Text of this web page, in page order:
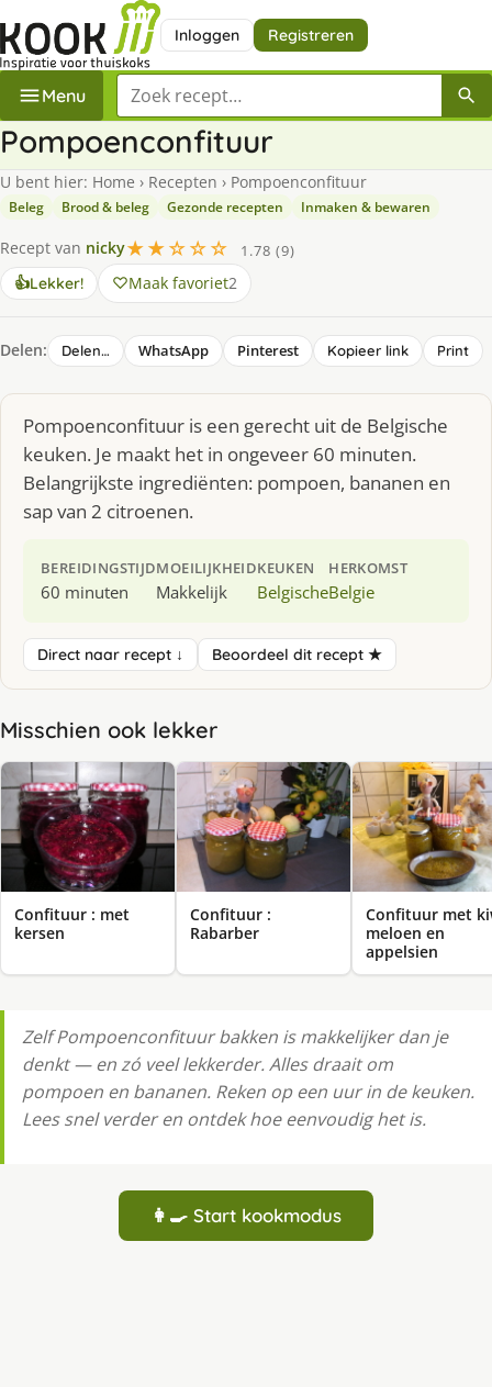
Inloggen Registreren
Menu Zoek een recept
Pompoenconfituur
U bent hier: Home › Recepten › Pompoenconfituur
Beleg Brood & beleg Gezonde recepten Inmaken & bewaren
Recept van nicky★★☆☆☆
1.78 (9)
👍Lekker! Maak favoriet2
Delen: Delen… WhatsApp Pinterest Kopieer link Print
Pompoenconfituur is een gerecht uit de Belgische
keuken. Je maakt het in ongeveer 60 minuten.
Belangrijkste ingrediënten: pompoen, bananen en
sap van 2 citroenen.
BEREIDINGSTIJD
60 minuten
MOEILIJKHEID
Makkelijk
KEUKEN
Belgische
HERKOMST
Belgie
Direct naar recept ↓ Beoordeel dit recept ★
Misschien ook lekker
Confituur : met
kersen
Confituur :
Rabarber
Confituur met
meloen en
appelsien
Zelf Pompoenconfituur bakken is makkelijker dan je
denkt — en zó veel lekkerder. Alles draait om
pompoen en bananen. Reken op een uur in de keuken.
Lees snel verder en ontdek hoe eenvoudig het is.
👩‍🍳 Start kookmodus